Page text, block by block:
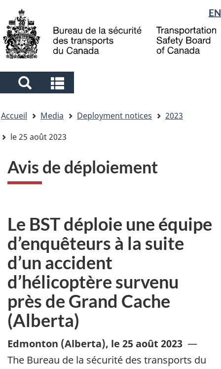
to
main
to
"About
government"
à
la
Sélection
de
la
langue
EN
Search
and
menus
and
menus
êtes
ici
Accueil Media Deployment notices
2023
le 25 août 2023
Avis de déploiement
Le BST déploie une équipe
d’enquêteurs à la suite
d’un accident
d’hélicoptère survenu
près de Grand Cache
(Alberta)
Edmonton (Alberta), le 25 août 2023 —
The Bureau de la sécurité des transports du